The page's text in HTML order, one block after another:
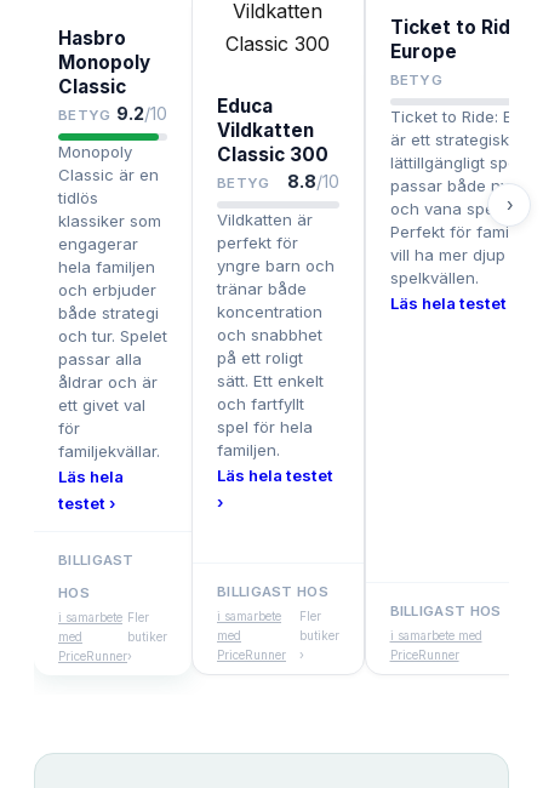
Hasbro
Monopoly
Classic
BETYG 9.2/10
Monopoly
Classic är en
tidlös
klassiker som
engagerar
hela familjen
och erbjuder
både strategi
och tur. Spelet
passar alla
åldrar och är
ett givet val
för
familjekvällar.
Läs hela
testet ›
BILLIGAST
HOS
i samarbete
med
PriceRunner
Fler
butiker
›
Educa
Vildkatten
Classic 300
BETYG 8.8/10
Vildkatten är
perfekt för
yngre barn och
tränar både
koncentration
och snabbhet
på ett roligt
sätt. Ett enkelt
och fartfyllt
spel för hela
familjen.
Läs hela testet
›
BILLIGAST HOS
i samarbete
med
PriceRunner
Fler
butiker
›
Ticket to Ride:
Europe
BETYG
Ticket to Ride:
är ett strategiskt
lättillgängligt spel
passar både
och vana spelare.
Perfekt för familjer
vill ha mer djup i
spelkvällen.
Läs hela testet ›
BILLIGAST HOS
i samarbete med
PriceRunner
›